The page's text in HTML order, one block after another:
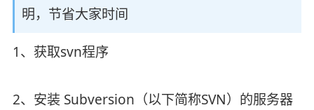
明，节省大家时间
1、获取svn程序
2、安装 Subversion（以下简称SVN）的服务器